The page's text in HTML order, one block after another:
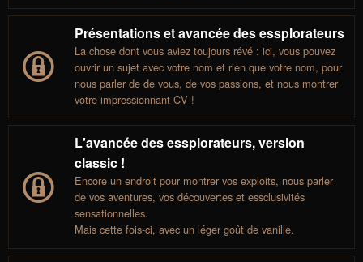
Présentations et avancée des essplorateurs
La chose dont vous aviez toujours révé : ici, vous pouvez
ouvrir un sujet avec votre nom et rien que votre nom, pour
nous parler de de vous, de vos passions, et nous montrer
votre impressionnant CV !
L'avancée des essplorateurs, version
classic !
Encore un endroit pour montrer vos exploits, nous parler
de vos aventures, vos découvertes et essclusivités
sensationnelles.
Mais cette fois-ci, avec un léger goût de vanille.